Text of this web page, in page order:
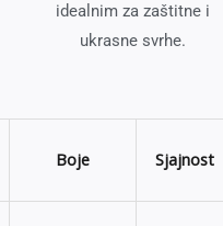
idealnim za zaštitne i
ukrasne svrhe.
Boje Sjajnost